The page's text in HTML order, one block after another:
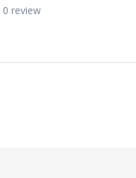
0 review